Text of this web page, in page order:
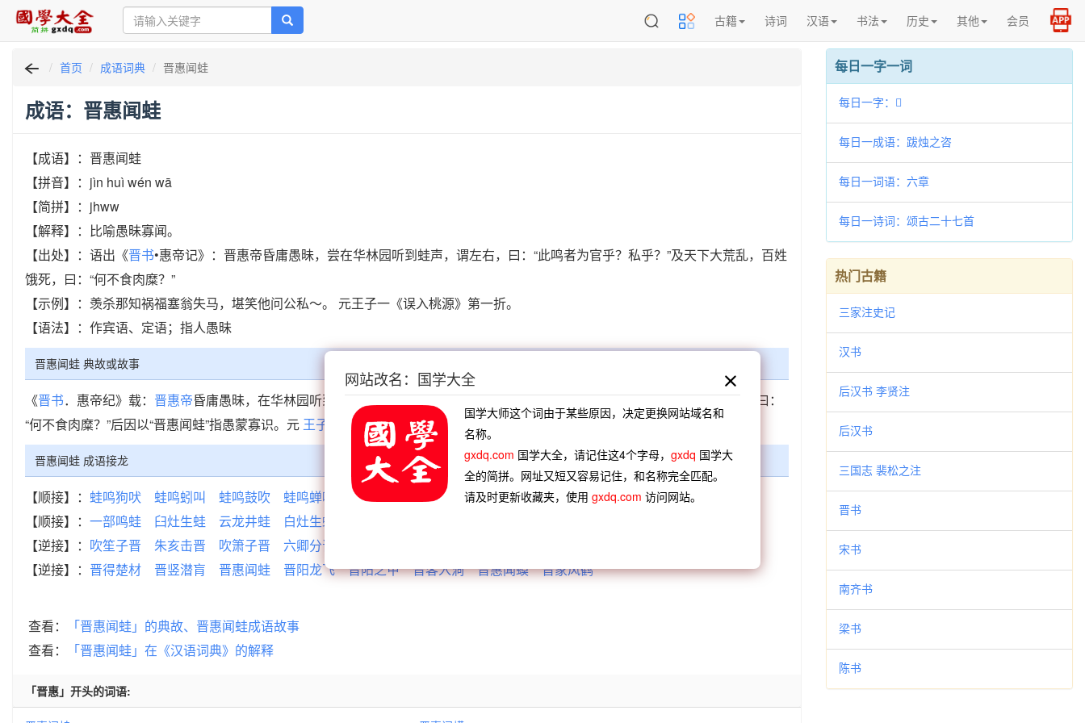
古籍 诗词 汉语 书法 历史 其他 会员
首页 成语词典 晋惠闻蛙
成语：晋惠闻蛙
【成语】：晋惠闻蛙
【拼音】：jìn huì wén wā
【简拼】：jhww
【解释】：比喻愚昧寡闻。
【出处】：语出《晋书•惠帝记》：晋惠帝昏庸愚昧，尝在华林园听到蛙声，谓左右，曰：“此鸣者为官乎？私乎？”及天下大荒乱，百姓
饿死，曰：“何不食肉糜？”
【示例】：羡杀那知祸福塞翁失马，堪笑他问公私～。 元王子一《误入桃源》第一折。
【语法】：作宾语、定语；指人愚昧
晋惠闻蛙 典故或故事
《晋书．惠帝纪》载： 晋惠帝昏庸愚昧，在华林园听到蛙叫声，谓左右曰：“此鸣者为官乎？私乎？”及天下荒乱，百姓饥惫，惠帝曰：
“何不食肉糜？”后因以“晋惠闻蛙”指愚蒙寡识。元 王子一 《误入桃源》一折：“羡杀那知祸福塞翁失马，堪笑他问公私晋惠闻蛙。”
晋惠闻蛙 成语接龙
【顺接】： 蛙鸣狗吠 蛙鸣蚓叫 蛙鸣鼓吹 蛙鸣蝉噪 蛙音闰位 蛙鼓蝉鸣 蛙鸣鸱叫
蛙鸣官司
【顺接】： 一部鸣蛙 臼灶生蛙 云龙井蛙 白灶生蛙
【逆接】： 吹笙子晋 朱亥击晋 吹箫子晋 六卿分晋
【逆接】： 晋得楚材 晋竖潜肓 晋惠闻蛙 晋阳龙飞 晋阳之甲 晋客入洞 晋惠闻蟆 晋家风鹤
查看：
「晋惠闻蛙」的典故、晋惠闻蛙成语故事
查看：
「晋惠闻蛙」在《汉语词典》的解释
「晋惠」开头的词语:
每日一字一词
每日一字：𠎿
每日一成语：跋烛之咨
每日一词语：六章
每日一诗词：颂古二十七首
热门古籍
三家注史记
汉书
后汉书 李贤注
后汉书
三国志 裴松之注
晋书
宋书
南齐书
梁书
陈书
网站改名：国学大全
国学大师这个词由于某些原因，决定更换网站域名和
名称。
gxdq.com 国学大全，请记住这4个字母， gxdq 国学大
全的简拼。网址又短又容易记住，和名称完全匹配。
请及时更新收藏夹，使用 gxdq.com 访问网站。